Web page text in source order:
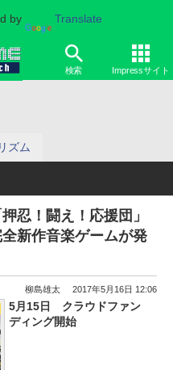
by Translate
検索 Impressサイト
リズム
忍！闘え！応援団」
新作音楽ゲームが発
柳島雄太 2017年5月16日 12:06
5月15日 クラウドファン
ディング開始